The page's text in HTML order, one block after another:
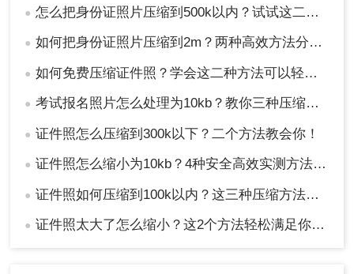
3、根据需求设定压缩类型或输出目录，点
击“开始压缩”。
度，避免过度压缩导致信息丢失。
总结
了，用户可根据自身需求和实际情况选择合适的方
● 怎么把身份证照片压缩到500k以内？试试这二个压缩方法！
● 如何把身份证照片压缩到2m？两种高效方法分享！
● 如何免费压缩证件照？学会这二种方法可以轻松压缩大小！
● 考试报名照片怎么处理为10kb？教你三种压缩证件照的方法！
● 证件照怎么压缩到300k以下？二个方法教会你！
● 证件照怎么缩小为10kb？4种安全高效实测方法（附清晰度保障指南）
● 证件照如何压缩到100k以内？这三种压缩方法分享给你！
● 证件照太大了怎么缩小？这2个方法轻松满足你的需求 ！